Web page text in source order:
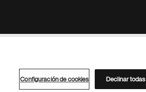
Configuración de cookies Declinar todas